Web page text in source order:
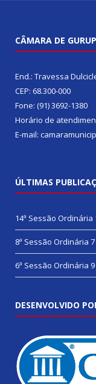
CÂMARA DE
End.: Travessa
CEP: 68.300-000
Fone: (91) 3692-1380
Horário de
E-mail:
ÚLTIMAS
14ª Sessão Ordinária
8ª Sessão Ordinária
6ª Sessão Ordinária
DESENVOLVIDO